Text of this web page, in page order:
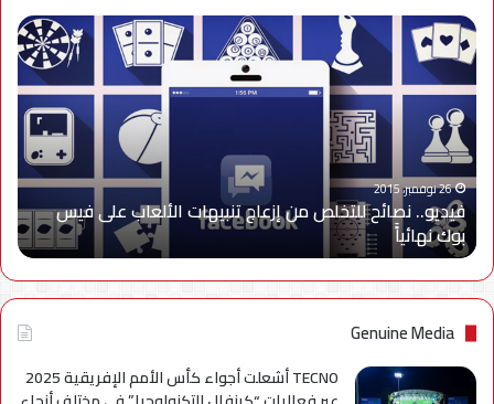
فيديو..
نصائح
للتخلص
من
إزعاج
تنبيهات
الألعاب
على
فيس
بوك
نهائياًَ
26 نوفمبر، 2015
فيديو.. نصائح للتخلص من إزعاج تنبيهات الألعاب على فيس
بوك نهائياًَ
Genuine Media
TECNO أشعلت أجواء كأس الأمم الإفريقية 2025